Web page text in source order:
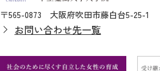
〒565-0873 大阪府吹田市藤白台5-25-1
お問い合わせ先一覧